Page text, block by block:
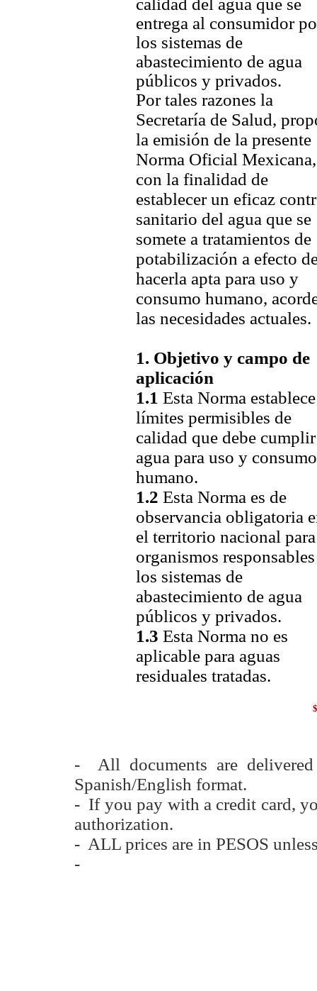
calidad del agua que se
entrega al consumidor
los sistemas de
abastecimiento de agua
públicos y privados.
Por tales razones la
Secretaría de Salud,
la emisión de la presente
Norma Oficial Mexicana,
con la finalidad de
establecer un eficaz
sanitario del agua que se
somete a tratamientos de
potabilización a efecto
hacerla apta para uso y
consumo humano,
las necesidades actuales.
1. Objetivo y campo de
aplicación
1.1 Esta Norma
límites permisibles de
calidad que debe
agua para uso y consumo
humano.
1.2Esta Norma es de
observancia obligatoria
el territorio nacional
organismos
los sistemas de
abastecimiento de agua
públicos y privados.
1.3 Esta Norma no es
aplicable para aguas
residuales tratadas.
- All documents are
Spanish/English format.
- If you pay with a credit card,
authorization.
- ALL prices are in PESOS
-